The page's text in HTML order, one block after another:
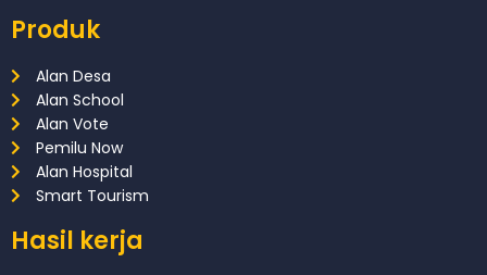
Produk
Alan Desa
Alan School
Alan Vote
Pemilu Now
Alan Hospital
Smart Tourism
Hasil kerja